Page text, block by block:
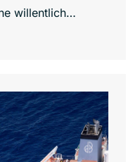
willentlich…